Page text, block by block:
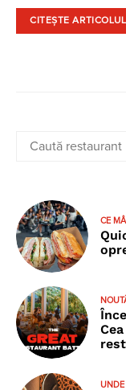
CITEȘTE ARTICOLUL
CE
UNDE